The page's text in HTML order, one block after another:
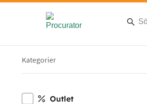
Artiklar
Kategorier
Outlet